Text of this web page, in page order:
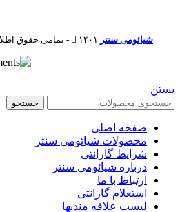
شیائومی سنتر ۱۴۰۱ - تمامی حقوق اطلاعات برای شیائومی سنتر محفوظ است
بستن
جستجو
صفحه اصلی
محصولات شیائومی سنتر
شرایط گارانتی
درباره شیائومی سنتر
ارتباط با ما
استعلام گارانتی
لیست علاقه مندیها